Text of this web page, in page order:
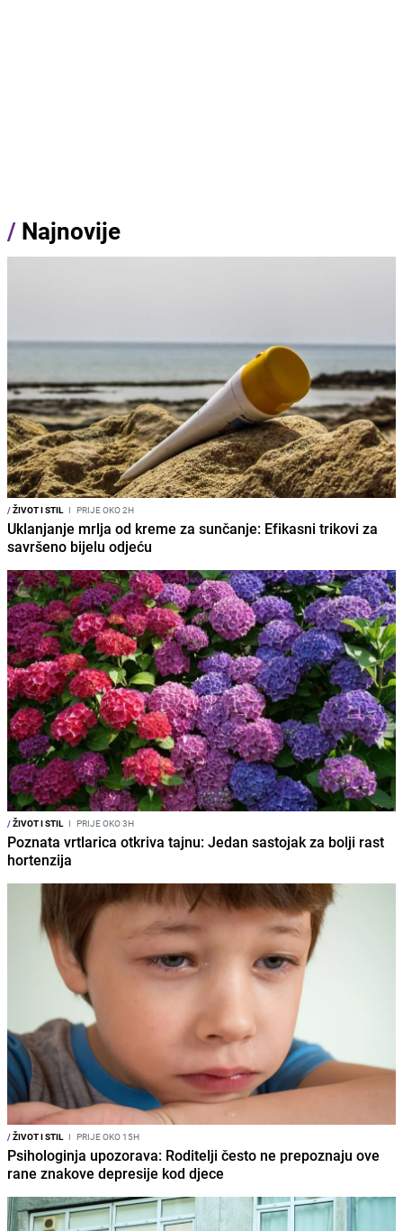
/ Najnovije
/ŽIVOT I STIL I PRIJE OKO 2H
Uklanjanje mrlja od kreme za sunčanje: Efikasni trikovi za
savršeno bijelu odjeću
/ŽIVOT I STIL I PRIJE OKO 3H
Poznata vrtlarica otkriva tajnu: Jedan sastojak za bolji rast
hortenzija
/ŽIVOT I STIL I PRIJE OKO 15H
Psihologinja upozorava: Roditelji često ne prepoznaju ove
rane znakove depresije kod djece